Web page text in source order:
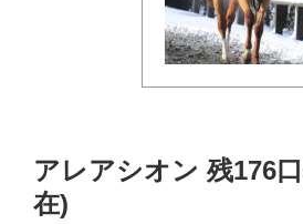
アレアシオン 残176
在)